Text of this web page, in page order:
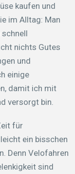
kaufen und
im Alltag: Man
nichts Gutes
und
einige
damit ich mit
versorgt bin.
für
ein bisschen
Denn Velofahren
sind